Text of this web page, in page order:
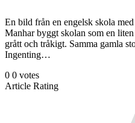
En bild från en engelsk skola
Manhar byggt skolan som en
grått och tråkigt. Samma gamla
Ingenting…
0 0 votes
Article Rating